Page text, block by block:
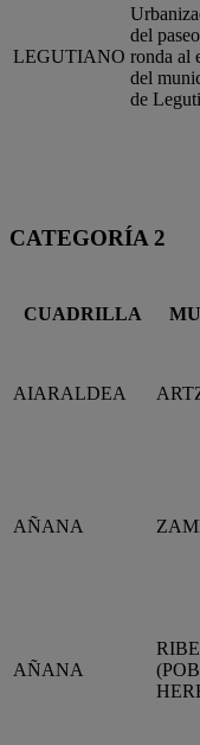
LEGUTIANO
del
ronda al
del
de
CATEGORÍA 2
CUADRILLA
AIARALDEA
AÑANA
AÑANA